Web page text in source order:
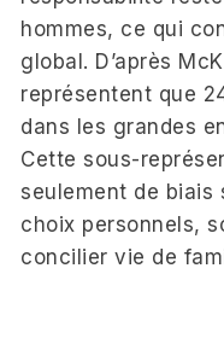
hommes, ce qui
global. D’après
représentent que
dans les grandes
Cette sous-
seulement de biais
choix personnels,
concilier vie de